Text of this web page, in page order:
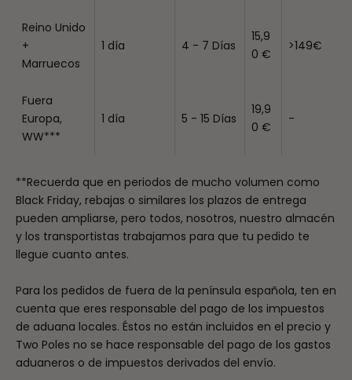
Reino Unido
+
Marruecos
1 día 4 - 7 Días
15,9
0 €
>149€
Fuera
Europa,
WW***
1 día 5 - 15 Días
19,9
0 €
-
**Recuerda que en periodos de mucho volumen como
Black Friday, rebajas o similares los plazos de entrega
pueden ampliarse, pero todos, nosotros, nuestro almacén
y los transportistas trabajamos para que tu pedido te
llegue cuanto antes.
Para los pedidos de fuera de la península española, ten en
cuenta que eres responsable del pago de los impuestos
de aduana locales. Éstos no están incluidos en el precio y
Two Poles no se hace responsable del pago de los gastos
aduaneros o de impuestos derivados del envío.